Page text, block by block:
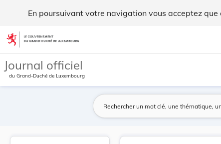
En poursuivant votre navigation vous acceptez
Aller au contenu
Journal officiel
du Grand-Duché de Luxembourg